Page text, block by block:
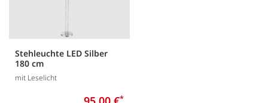
Stehleuchte LED Silber
180 cm
mit Leselicht
*